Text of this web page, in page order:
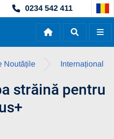
0234 542 411
Noutățile Internațional
străină pentru